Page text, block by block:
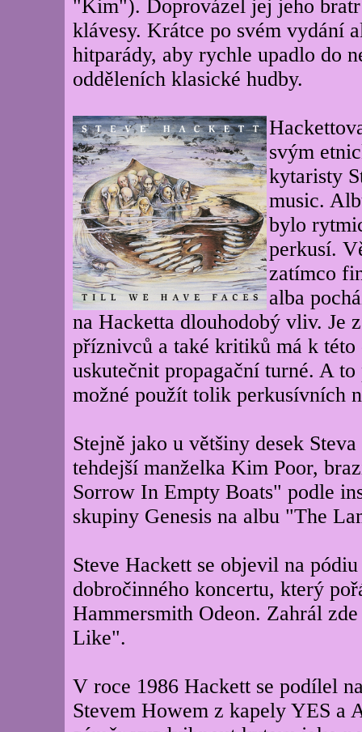
"Kim"). Doprovázel jej jeho
klávesy. Krátce po svém vydání
hitparády, aby rychle upadlo do
odděleních klasické hudby.
svým
kytaristy
music.
bylo
perkusí.
zatímco
alba
na Hacketta dlouhodobý vliv. Je
příznivců a také kritiků má k této
uskutečnit propagační turné. A
možné použít tolik perkusívních
Stejně jako u většiny desek
tehdejší manželka Kim Poor,
Sorrow In Empty Boats" podle
skupiny Genesis na albu "The
Steve Hackett se objevil na
dobročinného koncertu, který
Hammersmith Odeon. Zahrál
Like".
V roce 1986 Hackett se podílel
Stevem Howem z kapely YES a